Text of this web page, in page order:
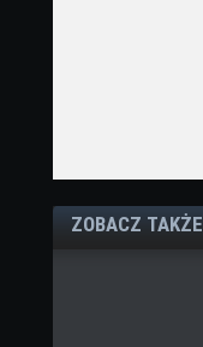
ZOBACZ TAKŻE